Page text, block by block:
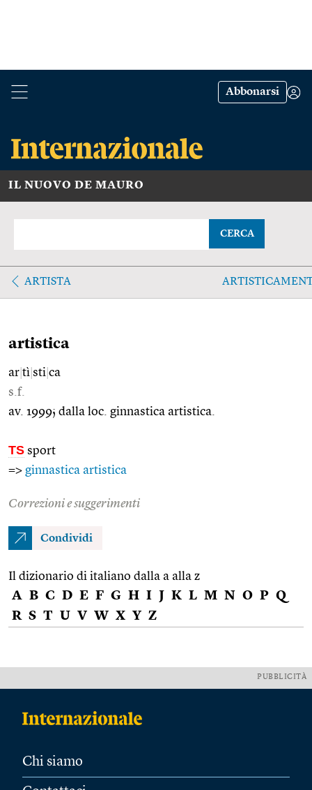
Abbonarsi
IL NUOVO DE MAURO
CERCA
ARTISTA
artistica
ar tì sti ca
s.f.
av. 1999; dalla loc. ginnastica artistica.
TS sport
=> ginnastica artistica
Correzioni e suggerimenti
Condividi
Il dizionario di italiano dalla a alla z
A B C D E F G H I J K L M N O P Q
R S T U V W X Y Z
PUBBLICITÀ
Chi siamo